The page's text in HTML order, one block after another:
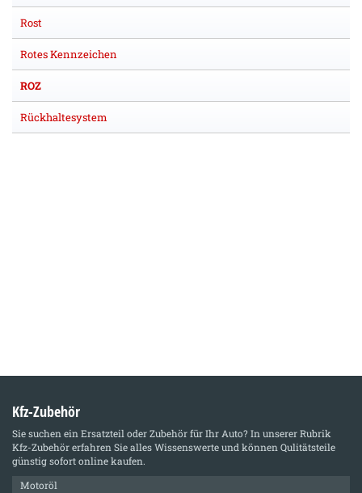
Rost
Rotes Kennzeichen
ROZ
Rückhaltesystem
Kfz-Zubehör
Sie suchen ein Ersatzteil oder Zubehör für Ihr Auto? In unserer Rubrik
Kfz-Zubehörerfahren Sie alles Wissenswerte und können Qulitätsteile
günstig sofort online kaufen.
Motoröl